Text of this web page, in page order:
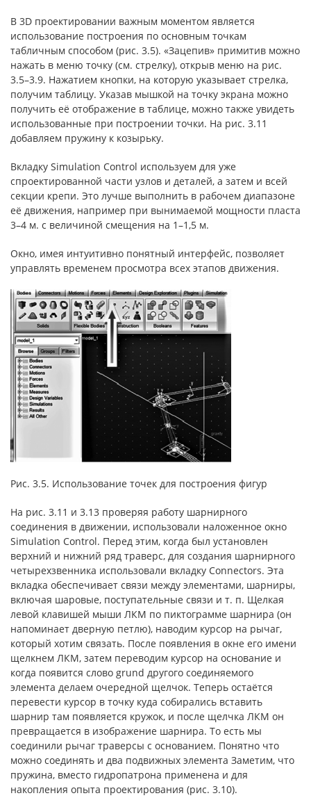
В 3D проектировании важным моментом является
использование построения по основным точкам
табличным способом (рис. 3.5). «Зацепив» примитив можно
нажать в меню точку (см. стрелку), открыв меню на рис.
3.5–3.9. Нажатием кнопки, на которую указывает стрелка,
получим таблицу. Указав мышкой на точку экрана можно
получить её отображение в таблице, можно также увидеть
использованные при построении точки. На рис. 3.11
добавляем пружину к козырьку.
Вкладку Simulation Control используем для уже
спроектированной части узлов и деталей, а затем и всей
секции крепи. Это лучше выполнить в рабочем диапазоне
её движения, например при вынимаемой мощности пласта
3–4 м. с величиной смещения на 1–1,5 м.
Окно, имея интуитивно понятный интерфейс, позволяет
управлять временем просмотра всех этапов движения.
Рис. 3.5. Использование точек для построения фигур
На рис. 3.11 и 3.13 проверяя работу шарнирного
соединения в движении, использовали наложенное окно
Simulation Control. Перед этим, когда был установлен
верхний и нижний ряд траверс, для создания шарнирного
четырехзвенника использовали вкладку Connectors. Эта
вкладка обеспечивает связи между элементами, шарниры,
включая шаровые, поступательные связи и т. п. Щелкая
левой клавишей мыши ЛКМ по пиктограмме шарнира (он
напоминает дверную петлю), наводим курсор на рычаг,
который хотим связать. После появления в окне его имени
щелкнем ЛКМ, затем переводим курсор на основание и
когда появится слово grund другого соединяемого
элемента делаем очередной щелчок. Теперь остаётся
перевести курсор в точку куда собирались вставить
шарнир там появляется кружок, и после щелчка ЛКМ он
превращается в изображение шарнира. То есть мы
соединили рычаг траверсы с основанием. Понятно что
можно соединять и два подвижных элемента Заметим, что
пружина, вместо гидропатрона применена и для
накопления опыта проектирования (рис. 3.10).